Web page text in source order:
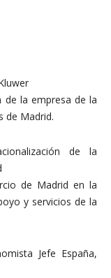
de la empresa de la
de Madrid.
de la
de Madrid en la
y servicios de la
Jefe España,